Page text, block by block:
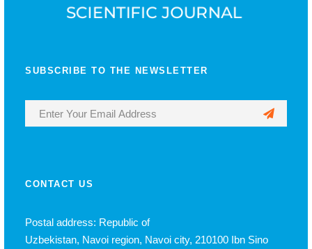
SUBSCRIBE TO THE NEWSLETTER
CONTACT US
Postal address: Republic of
Uzbekistan, Navoi region, Navoi city, 210100 Ibn Sino